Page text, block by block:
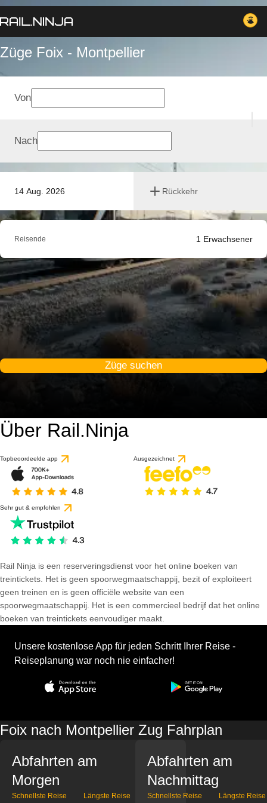
Züge Foix - Montpellier
14 Aug. 2026 Rückkehr
Von
Nach
Reisende 1 Erwachsener
Züge suchen
Über Rail.Ninja
Topbeoordeelde app Ausgezeichnet
Sehr gut & empfohlen
Rail Ninja is een reserveringsdienst voor het online boeken van
treintickets. Het is geen spoorwegmaatschappij, bezit of exploiteert
geen treinen en is geen officiële website van een
spoorwegmaatschappij. Het is een commercieel bedrijf dat het online
boeken van treintickets eenvoudiger maakt.
Unsere kostenlose App für jeden Schritt Ihrer Reise -
Reiseplanung war noch nie einfacher!
Foix nach Montpellier Zug Fahrplan
Abfahrten am
Morgen
Schnellste Reise Längste Reise
Abfahrten am
Nachmittag
Schnellste Reise Längste Reise